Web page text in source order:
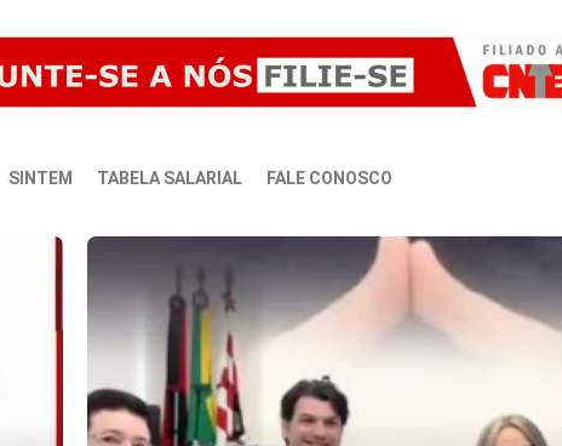
SINTEM TABELA SALARIAL FALE CONOSCO